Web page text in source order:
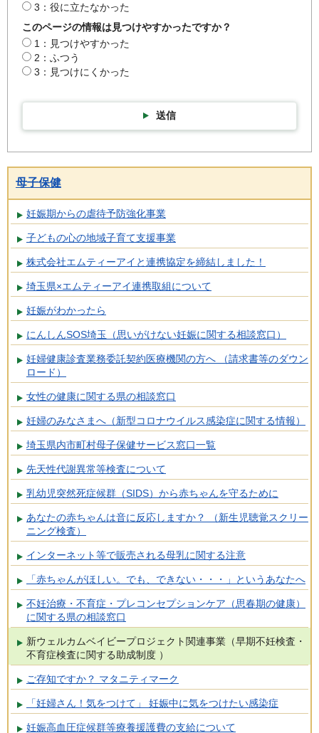
3：役に立たなかった
このページの情報は見つけやすかったですか？
1：見つけやすかった
2：ふつう
3：見つけにくかった
送信
母子保健
妊娠期からの虐待予防強化事業
子どもの心の地域子育て支援事業
株式会社エムティーアイと連携協定を締結しました！
埼玉県×エムティーアイ連携取組について
妊娠がわかったら
にんしんSOS埼玉（思いがけない妊娠に関する相談窓口）
妊婦健康診査業務委託契約医療機関の方へ （請求書等のダウン
ロード）
女性の健康に関する県の相談窓口
妊婦のみなさまへ（新型コロナウイルス感染症に関する情報）
埼玉県内市町村母子保健サービス窓口一覧
先天性代謝異常等検査について
乳幼児突然死症候群（SIDS）から赤ちゃんを守るために
あなたの赤ちゃんは音に反応しますか？ （新生児聴覚スクリー
ニング検査）
インターネット等で販売される母乳に関する注意
「赤ちゃんがほしい。でも、できない・・・」というあなたへ
不妊治療・不育症・プレコンセプションケア（思春期の健康）
に関する県の相談窓口
新ウェルカムベイビープロジェクト関連事業（早期不妊検査・
不育症検査に関する助成制度 ）
ご存知ですか？ マタニティマーク
「妊婦さん！気をつけて」 妊娠中に気をつけたい感染症
妊娠高血圧症候群等療養援護費の支給について